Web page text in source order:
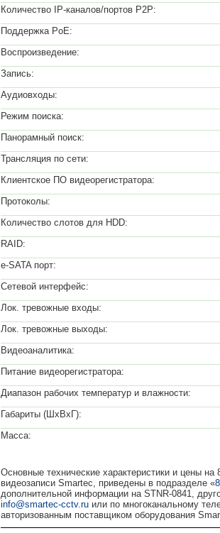
Количество IP-каналов/портов P2P:
Поддержка PoE:
Воспроизведение:
Запись:
Аудиовходы:
Режим поиска:
Панорамный поиск:
Трансляция по сети:
Клиентское ПО видеорегистратора:
Протоколы:
Количество слотов для HDD:
RAID:
e-SATA порт:
Сетевой интерфейс:
Лок. тревожные входы:
Лок. тревожные выходы:
Видеоаналитика:
Питание видеорегистратора:
Диапазон рабочих температур и влажности:
Габариты (ШxВxГ):
Масса:
Основные технические характеристики и цены
видеозаписи Smartec, приведены в подразделе «
дополнительной информации на STNR-0841,
info@smartec-cctv.ru или по многоканальному
авторизованным поставщиком оборудования